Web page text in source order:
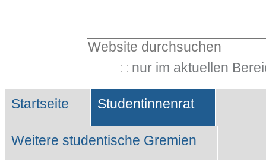
Website durchsuchen
nur im aktuellen
Suche…
Sektionen
Startseite Studentinnenrat
Weitere studentische Gremien